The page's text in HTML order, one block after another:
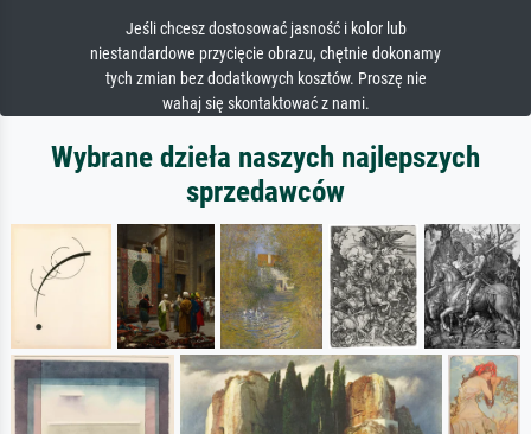
Jeśli chcesz dostosować jasność i kolor lub
niestandardowe przycięcie obrazu, chętnie dokonamy
tych zmian bez dodatkowych kosztów. Proszę nie
wahaj się skontaktować z nami.
Wybrane dzieła naszych najlepszych
sprzedawców